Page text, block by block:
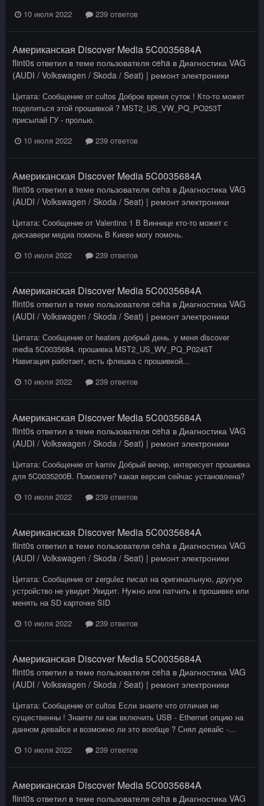
10 июля 2022
239 ответов
Американская Discover Media 5C0035684A
flint0s ответил в теме пользователя ceha в Диагностика VAG
(AUDI / Volkswagen / Skoda / Seat) | ремонт электроники
Цитата: Сообщение от cultos Доброе время суток ! Кто-то может
поделиться этой прошивкой ? MST2_US_VW_PQ_PO253T
присылай ГУ - пролью.
10 июля 2022
239 ответов
Американская Discover Media 5C0035684A
flint0s ответил в теме пользователя ceha в Диагностика VAG
(AUDI / Volkswagen / Skoda / Seat) | ремонт электроники
Цитата: Сообщение от Valentino 1 В Виннице кто-то может с
дискавери медиа помочь В Киеве могу помочь.
10 июля 2022
239 ответов
Американская Discover Media 5C0035684A
flint0s ответил в теме пользователя ceha в Диагностика VAG
(AUDI / Volkswagen / Skoda / Seat) | ремонт электроники
Цитата: Сообщение от heaters добрый день. у меня discover
media 5C0035684. прошивка MST2_US_WV_PQ_P0245T
Навигация работает, есть флешка с прошивкой...
10 июля 2022
239 ответов
Американская Discover Media 5C0035684A
flint0s ответил в теме пользователя ceha в Диагностика VAG
(AUDI / Volkswagen / Skoda / Seat) | ремонт электроники
Цитата: Сообщение от kamiv Добрый вечер, интересует прошивка
для 5C0035200B. Поможете? какая версия сейчас установлена?
10 июля 2022
239 ответов
Американская Discover Media 5C0035684A
flint0s ответил в теме пользователя ceha в Диагностика VAG
(AUDI / Volkswagen / Skoda / Seat) | ремонт электроники
Цитата: Сообщение от zergulez писал на оригинальную, другую
устройство не увидит Увидит. Нужно или патчить в прошивке или
менять на SD карточке SID
10 июля 2022
239 ответов
Американская Discover Media 5C0035684A
flint0s ответил в теме пользователя ceha в Диагностика VAG
(AUDI / Volkswagen / Skoda / Seat) | ремонт электроники
Цитата: Сообщение от cultos Если знаете что отличия не
существенны ! Знаете ли как включить USB - Ethernet опцию на
данном девайсе и возможно ли это вообще ? Снял девайс -...
10 июля 2022
239 ответов
Американская Discover Media 5C0035684A
flint0s ответил в теме пользователя ceha в Диагностика VAG